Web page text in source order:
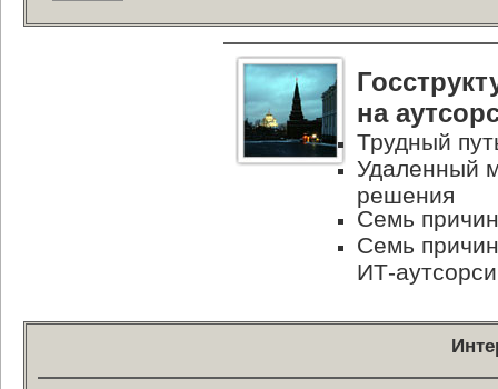
на
Трудный
Удаленный
решения
Семь
Семь
ИТ-